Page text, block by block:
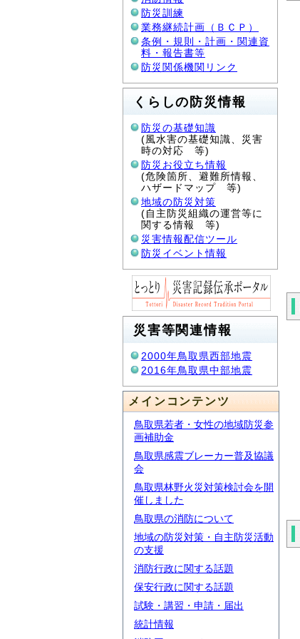
防災訓練
業務継続計画（ＢＣＰ）
条例・規則・計画・関連資
料・報告書等
防災関係機関リンク
くらしの防災情報
防災の基礎知識
(風水害の基礎知識、災害
時の対応 等)
防災お役立ち情報
(危険箇所、避難所情報、
ハザードマップ 等)
地域の防災対策
(自主防災組織の運営等に
関する情報 等)
災害情報配信ツール
防災イベント情報
災害等関連情報
2000年鳥取県西部地震
2016年鳥取県中部地震
メインコンテンツ
鳥取県若者・女性の地域防災参
画補助金
鳥取県感震ブレーカー普及協議
会
鳥取県林野火災対策検討会を開
催しました
鳥取県の消防について
地域の防災対策・自主防災活動
の支援
消防行政に関する話題
保安行政に関する話題
試験・講習・申請・届出
統計情報